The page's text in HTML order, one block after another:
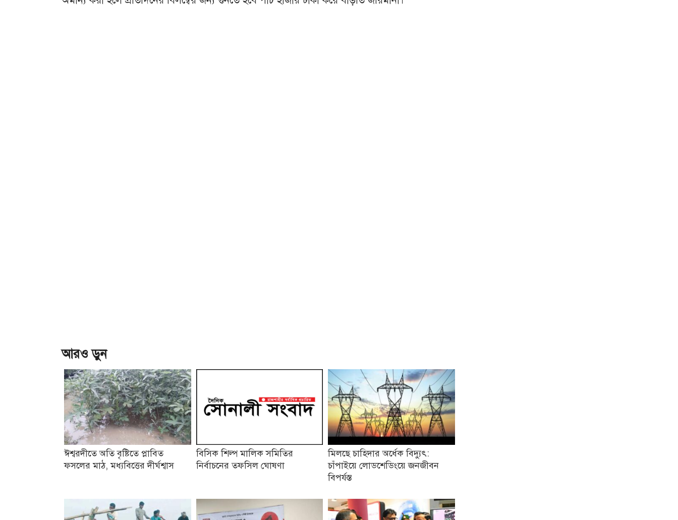
আরও ড়ুন
ঈশ্বরদীতে অতি বৃষ্টিতে প্লাবিত
ফসলের মাঠ, মধ্যবিত্তের দীর্ঘশ্বাস
বিসিক শিল্প মালিক সমিতির
নির্বাচনের তফসিল ঘোষণা
মিলছে চাহিদার অর্ধেক বিদ্যুৎ:
চাঁপাইয়ে লোডশেডিংয়ে জনজীবন
বিপর্যস্ত